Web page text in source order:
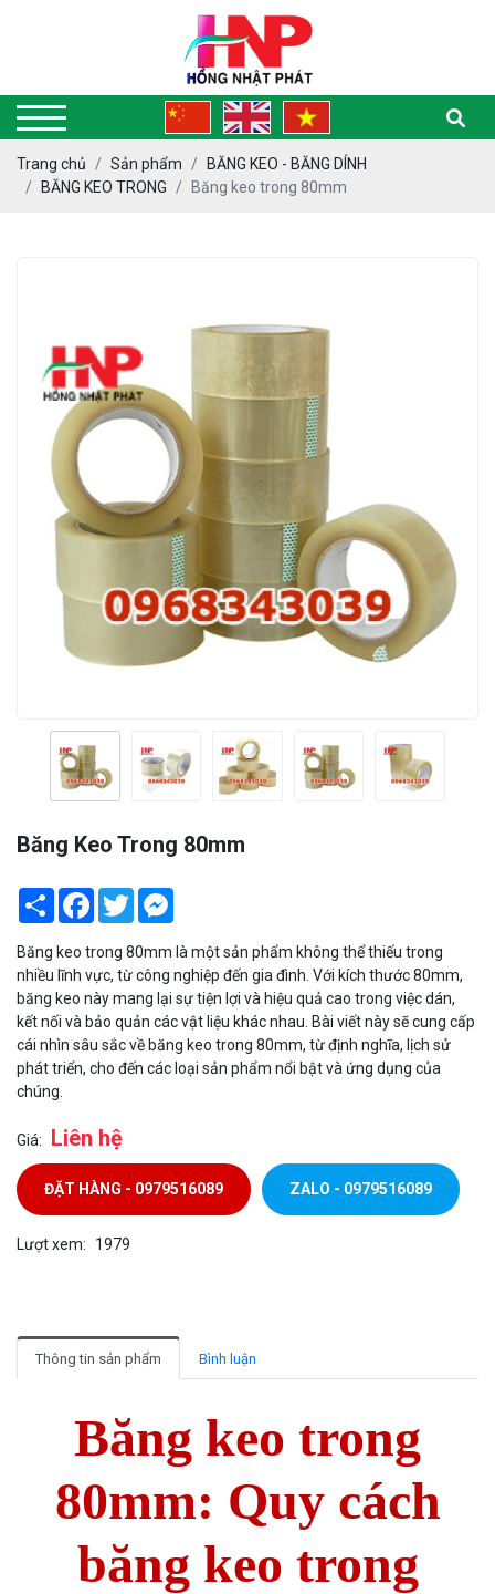
Trang chủ Sản phẩm
BĂNG KEO - BĂNG DÍNH
BĂNG KEO TRONG
Băng keo trong 80mm
Băng Keo Trong 80mm
Share Facebook
Twitter
Băng keo trong 80mm là một sản phẩm không thể thiếu trong
nhiều lĩnh vực, từ công nghiệp đến gia đình. Với kích thước 80mm,
băng keo này mang lại sự tiện lợi và hiệu quả cao trong việc dán,
kết nối và bảo quản các vật liệu khác nhau. Bài viết này sẽ cung cấp
cái nhìn sâu sắc về băng keo trong 80mm, từ định nghĩa, lịch sử
phát triển, cho đến các loại sản phẩm nổi bật và ứng dụng của
chúng.
Giá: Liên hệ
ĐẶT HÀNG - 0979516089 ZALO - 0979516089
Lượt xem: 1979
Thông tin sản phẩm Bình luận
Băng keo trong
80mm: Quy cách
băng keo trong